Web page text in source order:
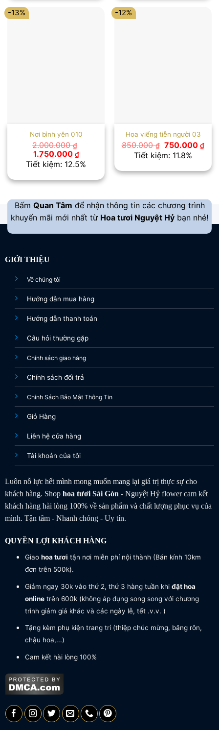
-13%
Nơi bình yên 010
2.000.000₫
Giá
gốc
là:
1.750.000 ₫Giá
hiện
tại
1.750.000 ₫.
Tiết kiệm: 12.5%
-12%
Hoa viếng tiễn người 03
850.000₫ Giá
gốc
là:
750.000₫Giá
là:
Tiết kiệm: 11.8%
Bấm Quan Tâm để nhận thông tin các chương trình
khuyến mãi mới nhất từ Hoa tươi Nguyệt Hỷ bạn nhé!
GIỚI THIỆU
Về chúng tôi
Hướng dẫn mua hàng
Hướng dẫn thanh toán
Câu hỏi thường gặp
Chính sách giao hàng
Chính sách đổi trả
Chính Sách Bảo Mật Thông Tin
Giỏ Hàng
Liên hệ cửa hàng
Tài khoản của tôi
Luôn nỗ lực hết mình mong muốn mang lại giá trị thực sự cho
khách hàng. Shop hoa tươiSài Gòn- Nguyệt Hỷ flower cam kết
khách hàng hài lòng 100% về sản phẩm và chất lượng phục vụ của
mình. Tận tâm - Nhanh chóng - Uy tín.
QUYỀN LỢI KHÁCH HÀNG
Giao hoa tươi tận nơi miễn phí nội thành (Bán kính 10km
đơn trên 500k).
Giảm ngay 30k vào thứ 2, thứ 3 hàng tuần khi đặt hoa
onlinetrên 600k (không áp dụng song song với chương
trình giảm giá khác và các ngày lễ, tết .v.v. )
Tặng kèm phụ kiện trang trí (thiệp chúc mừng, băng rôn,
chậu hoa,...)
Cam kết hài lòng 100%